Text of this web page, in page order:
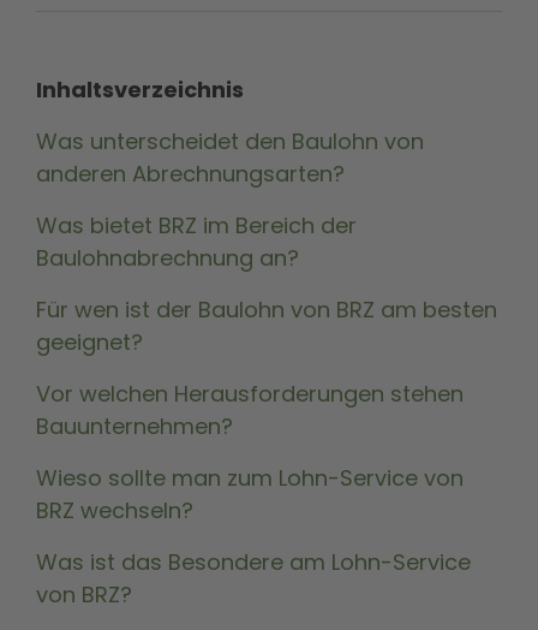
Inhaltsverzeichnis
Was unterscheidet den Baulohn von
anderen Abrechnungsarten?
Was bietet BRZ im Bereich der
Baulohnabrechnung an?
Für wen ist der Baulohn von BRZ am besten
geeignet?
Vor welchen Herausforderungen stehen
Bauunternehmen?
Wieso sollte man zum Lohn-Service von
BRZ wechseln?
Was ist das Besondere am Lohn-Service
von BRZ?